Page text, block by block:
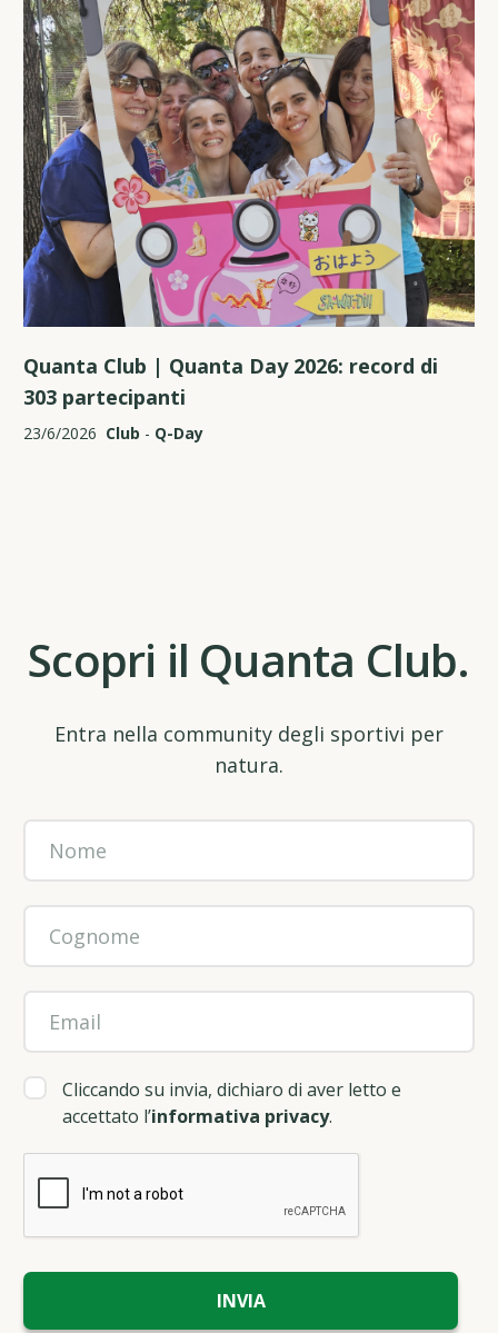
Quanta Club | Quanta Day 2026: record di
303 partecipanti
23/6/2026 Club - Q-Day
Scopri il Quanta Club.
Entra nella community degli sportivi per
natura.
Cliccando su invia, dichiaro di aver letto e
accettato l’informativa privacy.